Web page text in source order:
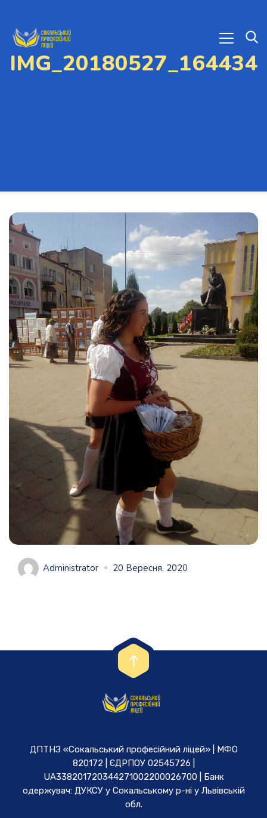
IMG_20180527_164434
Administrator 20 Вересня, 2020
ДПТНЗ «Сокальський професійний ліцей» | МФО
820172 | ЄДРПОУ 02545726 |
UA338201720344271002200026700 | Банк
одержувач: ДУКСУ у Cокальському р-ні у Львівській
обл.